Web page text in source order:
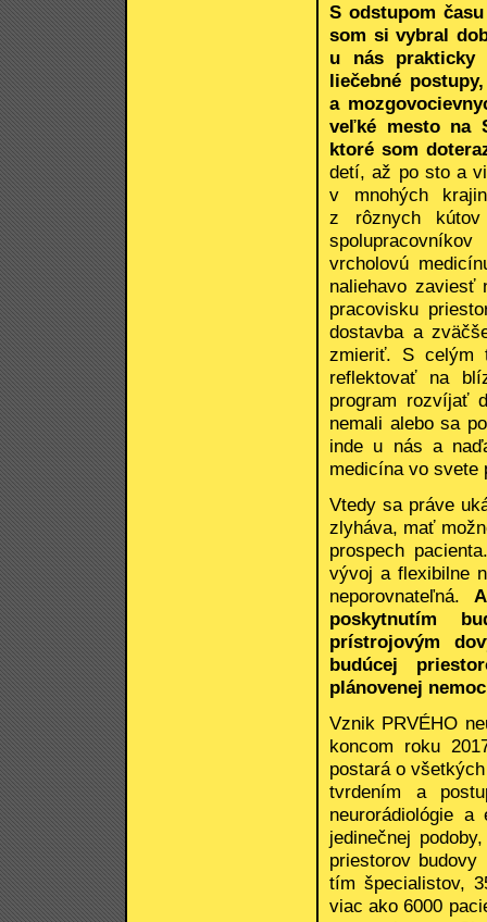
S odstupom
som si vybral
u nás prakticky
liečebné
a
veľké mesto na
ktoré som
detí, až po sto a
v mnohých
z rôznych
vrcholovú
naliehavo zaviesť
pracovisku
dostavba a
zmieriť. S celým
reflektovať na
program rozvíjať
nemali alebo sa
inde u nás a
medicína vo svete
Vtedy sa práve
zlyháva, mať
prospech
vývoj a flexibilne
neporovnateľná.
poskytnutím
prístrojovým
budúcej
plánovenej
Vznik PRVÉHO
koncom roku
postará o
tvrdením a
neurorádiológie a
jedinečnej
priestorov
tím špecialistov,
viac ako 6000